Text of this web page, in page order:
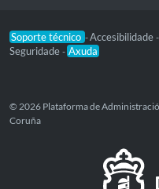
Soporte técnico -Accesibilidade -
Seguridade - Axuda
© 2026 Plataforma de
Coruña